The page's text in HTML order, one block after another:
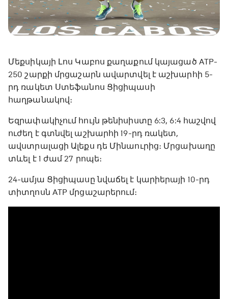
Մեքսիկայի Լոս Կաբոս քաղաքում կայացած ATP-
250 շարքի մրցաշարն ավարտվել է աշխարհի 5-
րդ ռակետ Ստեֆանոս Ցիցիպասի
հաղթանակով։
Եզրափակիչում հույն թենիսիստը 6:3, 6:4 հաշվով
ուժեղ է գտնվել աշխարհի 19-րդ ռակետ,
ավստրալացի Ալեքս դե Մինաուրից։ Մրցախաղը
տևել է 1 ժամ 27 րոպե։
24-ամյա Ցիցիպասը նվաճել է կարիերայի 10-րդ
տիտղոսն ATP մրցաշարերում։